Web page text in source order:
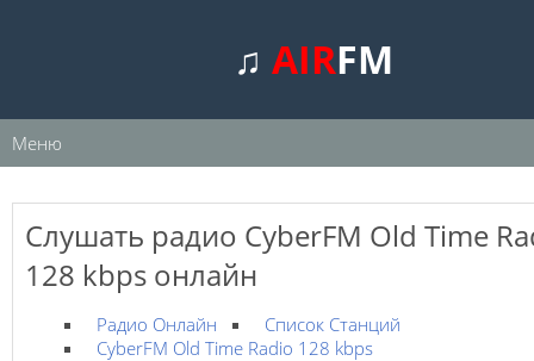
♫AIRFM
Меню
Слушать радио CyberFM Old Time
128 kbps онлайн
Радио Онлайн
Список Станций
CyberFM Old Time Radio 128 kbps